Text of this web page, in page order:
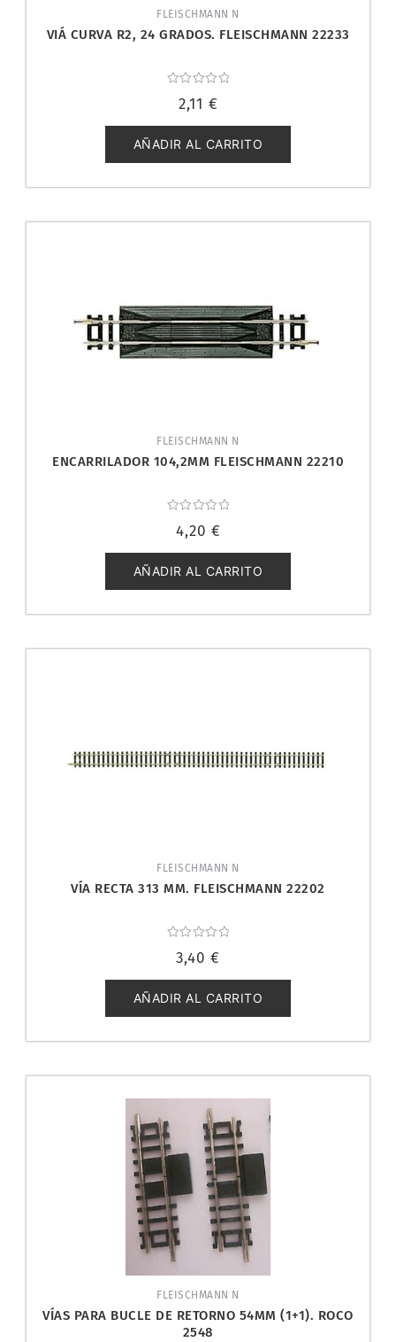
FLEISCHMANN N
VIÁ CURVA R2, 24 GRADOS. FLEISCHMANN 22233
con
de
5
2,11 €
AÑADIR AL CARRITO
FLEISCHMANN N
ENCARRILADOR 104,2MM FLEISCHMANN 22210
con
de
5
4,20 €
AÑADIR AL CARRITO
FLEISCHMANN N
VÍA RECTA 313 MM. FLEISCHMANN 22202
con
de
5
3,40 €
AÑADIR AL CARRITO
FLEISCHMANN N
VÍAS PARA BUCLE DE RETORNO 54MM (1+1). ROCO
2548